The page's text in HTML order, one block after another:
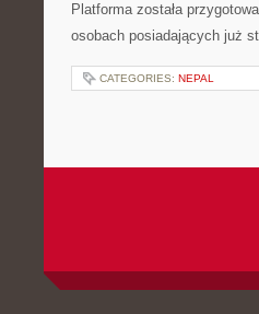
Platforma została
osobach posiadających już
CATEGORIES: NEPAL